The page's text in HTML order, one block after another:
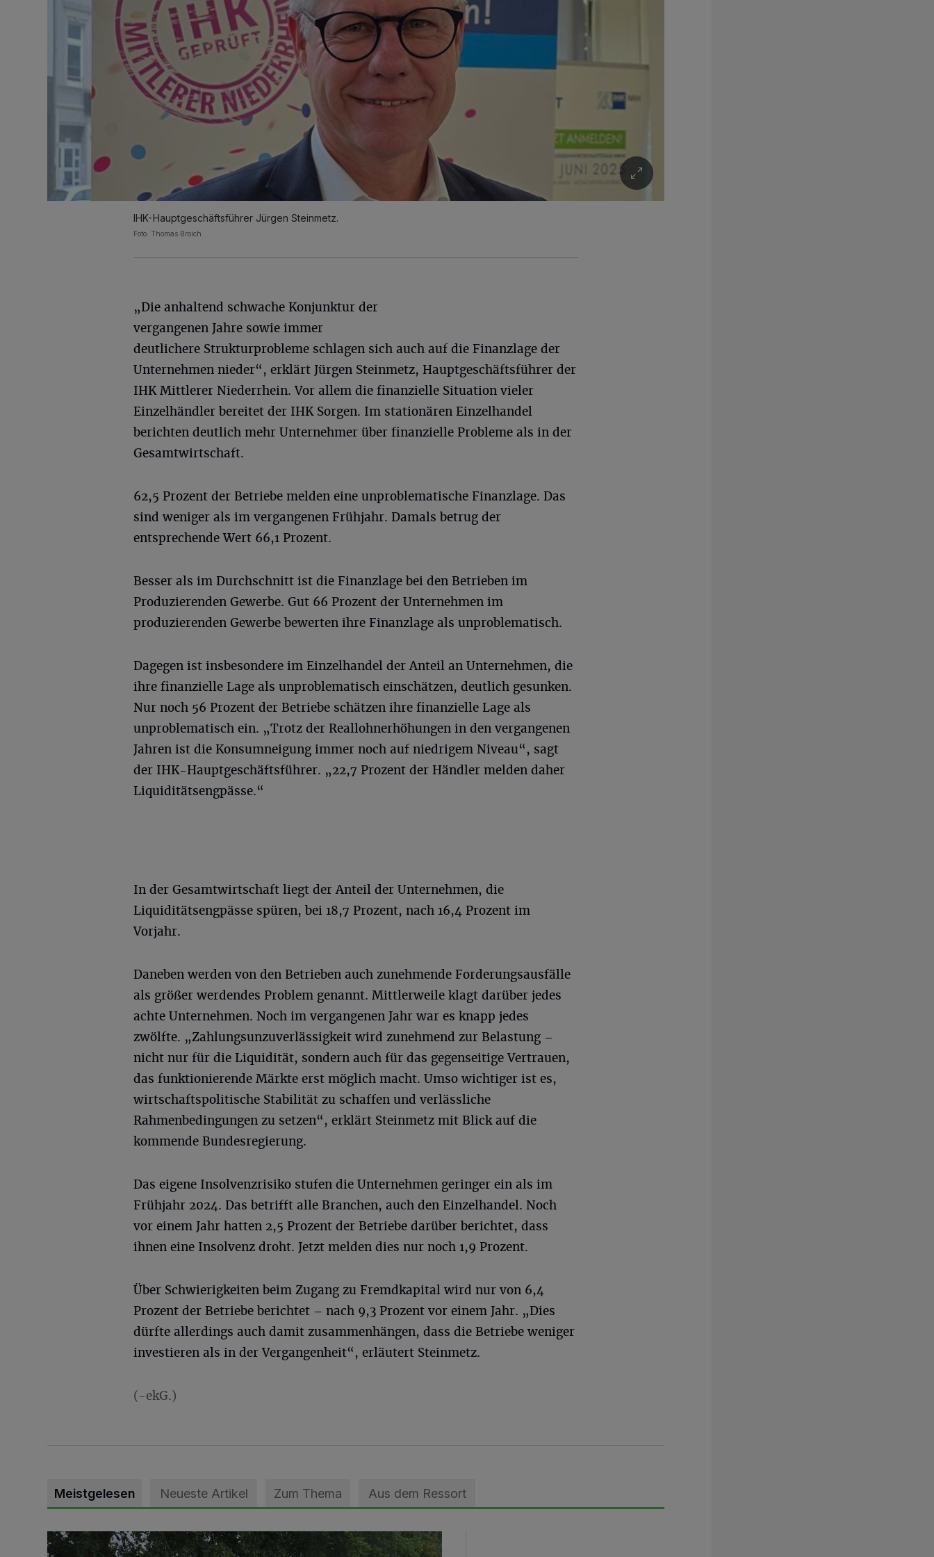
IHK-Hauptgeschäftsführer Jürgen Steinmetz.
Foto: Thomas Broich
„Die anhaltend schwache Konjunktur der
vergangenen Jahre sowie immer
deutlichere Strukturprobleme schlagen sich auch auf die Finanzlage der
Unternehmen nieder“, erklärt Jürgen Steinmetz, Hauptgeschäftsführer der
IHK Mittlerer Niederrhein. Vor allem die finanzielle Situation vieler
Einzelhändler bereitet der IHK Sorgen. Im stationären Einzelhandel
berichten deutlich mehr Unternehmer über finanzielle Probleme als in der
Gesamtwirtschaft.
62,5 Prozent der Betriebe melden eine unproblematische Finanzlage. Das
sind weniger als im vergangenen Frühjahr. Damals betrug der
entsprechende Wert 66,1 Prozent.
Besser als im Durchschnitt ist die Finanzlage bei den Betrieben im
Produzierenden Gewerbe. Gut 66 Prozent der Unternehmen im
produzierenden Gewerbe bewerten ihre Finanzlage als unproblematisch.
Dagegen ist insbesondere im Einzelhandel der Anteil an Unternehmen, die
ihre finanzielle Lage als unproblematisch einschätzen, deutlich gesunken.
Nur noch 56 Prozent der Betriebe schätzen ihre finanzielle Lage als
unproblematisch ein. „Trotz der Reallohnerhöhungen in den vergangenen
Jahren ist die Konsumneigung immer noch auf niedrigem Niveau“, sagt
der IHK-Hauptgeschäftsführer. „22,7 Prozent der Händler melden daher
Liquiditätsengpässe.“
In der Gesamtwirtschaft liegt der Anteil der Unternehmen, die
Liquiditätsengpässe spüren, bei 18,7 Prozent, nach 16,4 Prozent im
Vorjahr.
Daneben werden von den Betrieben auch zunehmende Forderungsausfälle
als größer werdendes Problem genannt. Mittlerweile klagt darüber jedes
achte Unternehmen. Noch im vergangenen Jahr war es knapp jedes
zwölfte. „Zahlungsunzuverlässigkeit wird zunehmend zur Belastung –
nicht nur für die Liquidität, sondern auch für das gegenseitige Vertrauen,
das funktionierende Märkte erst möglich macht. Umso wichtiger ist es,
wirtschaftspolitische Stabilität zu schaffen und verlässliche
Rahmenbedingungen zu setzen“, erklärt Steinmetz mit Blick auf die
kommende Bundesregierung.
Das eigene Insolvenzrisiko stufen die Unternehmen geringer ein als im
Frühjahr 2024. Das betrifft alle Branchen, auch den Einzelhandel. Noch
vor einem Jahr hatten 2,5 Prozent der Betriebe darüber berichtet, dass
ihnen eine Insolvenz droht. Jetzt melden dies nur noch 1,9 Prozent.
Über Schwierigkeiten beim Zugang zu Fremdkapital wird nur von 6,4
Prozent der Betriebe berichtet – nach 9,3 Prozent vor einem Jahr. „Dies
dürfte allerdings auch damit zusammenhängen, dass die Betriebe weniger
investieren als in der Vergangenheit“, erläutert Steinmetz.
(-ekG.)
Meistgelesen Neueste Artikel Zum Thema Aus dem Ressort
Pünktlich zum Schützenfest den Weg zum Festzelt geebnet